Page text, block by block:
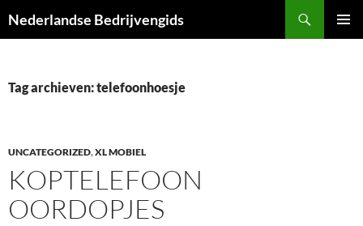
naar
Nederlandse Bedrijvengids
Tag archieven: telefoonhoesje
UNCATEGORIZED,XL MOBIEL
KOPTELEFOON
OORDOPJES